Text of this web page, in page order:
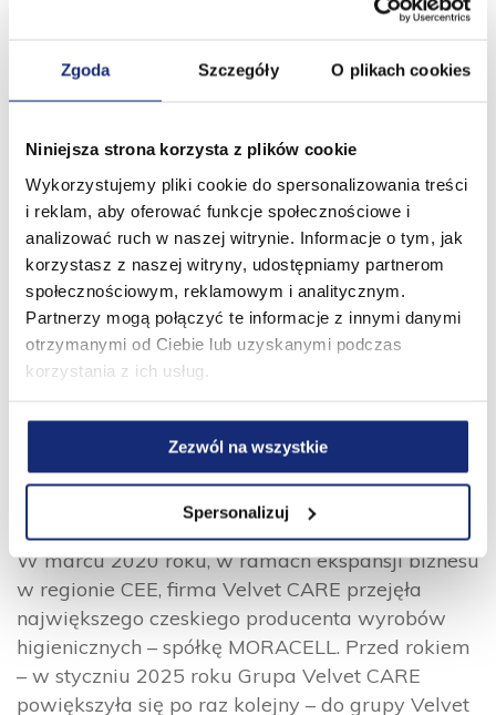
Zgoda Szczegóły O plikach cookies
Niniejsza strona korzysta z plików cookie
Wykorzystujemy pliki cookie do spersonalizowania treści
i reklam, aby oferować funkcje społecznościowe i
analizować ruch w naszej witrynie. Informacje o tym, jak
korzystasz z naszej witryny, udostępniamy partnerom
społecznościowym, reklamowym i analitycznym.
Partnerzy mogą połączyć te informacje z innymi danymi
otrzymanymi od Ciebie lub uzyskanymi podczas
korzystania z ich usług.
Zezwól na wszystkie
Spersonalizuj
Kluczewska fabryka jest obecnie jednym
producentów papierowych wyrobów
higienicznych w Europie. Jej wyroby
w Polsce oraz na około 30 rynkach
zagranicznych. Fabryka ma bogatą blisko 130-
letnią historię budowania wartości w swojej
branży. Przez 17 lat była częścią amerykańskich,
międzynarodowych korporacji (International
Paper oraz Kimberly Clark). Najbardziej
dynamiczny rozwój parku maszynowego
rozpoczął się w 2013 roku, kiedy Velvet CARE
portfelową funduszyprivate equity.Od marca
2024 większościowym udziałowcem firmy jest
Partners Group – międzynarodowy fundusz
z siedzibą w Szwajcarii.
W marcu 2020 roku, w ramach ekspansji biznesu
w regionie CEE, firma Velvet CARE przejęła
największego czeskiego producenta wyrobów
higienicznych – spółkę MORACELL. Przed rokiem
– w styczniu 2025 roku Grupa Velvet CARE
powiększyła się po raz kolejny – do grupy Velvet